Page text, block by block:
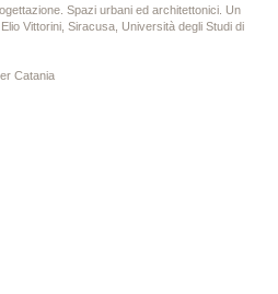
Spazi urbani ed architettonici. Un
Vittorini, Siracusa, Università degli Studi di
Catania